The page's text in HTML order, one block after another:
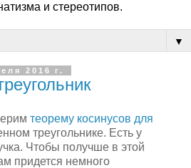
и стереотипов.
▼
2016 г.
теорему косинусов для
треугольнике. Есть у
Чтобы получше в этой
придется немного